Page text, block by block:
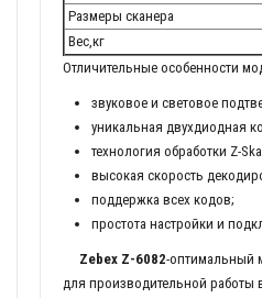
Размеры сканера
Вес,кг
Отличительные особенности
звуковое и световое
уникальная двухдиодная
технология обработки Z-
высокая скорость
поддержка всех кодов;
простота настройки и
Zebex Z-6082-оптимальный
для производительной работы